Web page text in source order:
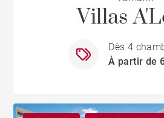
Villas
Dès 4
À partir de